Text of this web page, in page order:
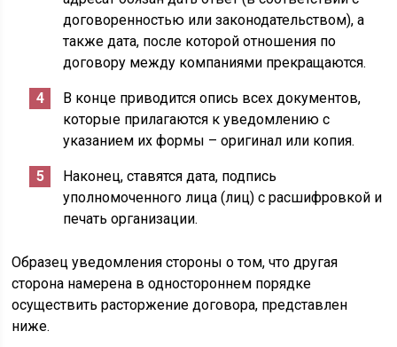
договоренностью или законодательством), а
также дата, после которой отношения по
договору между компаниями прекращаются.
В конце приводится опись всех документов,
которые прилагаются к уведомлению с
указанием их формы – оригинал или копия.
Наконец, ставятся дата, подпись
уполномоченного лица (лиц) с расшифровкой и
печать организации.
Образец уведомления стороны о том, что другая
сторона намерена в одностороннем порядке
осуществить расторжение договора, представлен
ниже.